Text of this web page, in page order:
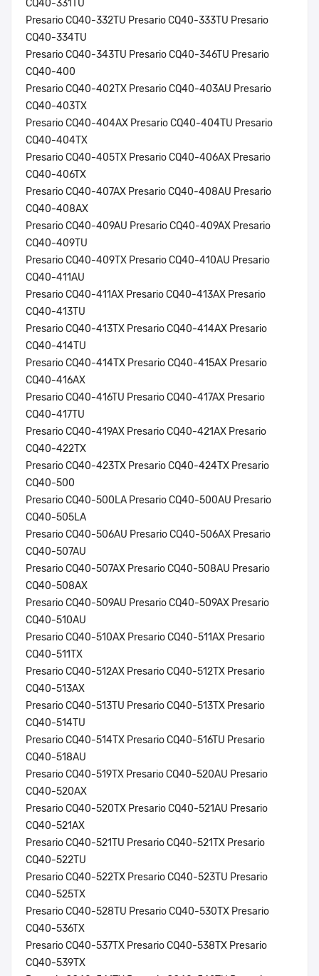
CQ40-331TU
Presario CQ40-332TU Presario CQ40-333TU Presario
CQ40-334TU
Presario CQ40-343TU Presario CQ40-346TU Presario
CQ40-400
Presario CQ40-402TX Presario CQ40-403AU Presario
CQ40-403TX
Presario CQ40-404AX Presario CQ40-404TU Presario
CQ40-404TX
Presario CQ40-405TX Presario CQ40-406AX Presario
CQ40-406TX
Presario CQ40-407AX Presario CQ40-408AU Presario
CQ40-408AX
Presario CQ40-409AU Presario CQ40-409AX Presario
CQ40-409TU
Presario CQ40-409TX Presario CQ40-410AU Presario
CQ40-411AU
Presario CQ40-411AX Presario CQ40-413AX Presario
CQ40-413TU
Presario CQ40-413TX Presario CQ40-414AX Presario
CQ40-414TU
Presario CQ40-414TX Presario CQ40-415AX Presario
CQ40-416AX
Presario CQ40-416TU Presario CQ40-417AX Presario
CQ40-417TU
Presario CQ40-419AX Presario CQ40-421AX Presario
CQ40-422TX
Presario CQ40-423TX Presario CQ40-424TX Presario
CQ40-500
Presario CQ40-500LA Presario CQ40-500AU Presario
CQ40-505LA
Presario CQ40-506AU Presario CQ40-506AX Presario
CQ40-507AU
Presario CQ40-507AX Presario CQ40-508AU Presario
CQ40-508AX
Presario CQ40-509AU Presario CQ40-509AX Presario
CQ40-510AU
Presario CQ40-510AX Presario CQ40-511AX Presario
CQ40-511TX
Presario CQ40-512AX Presario CQ40-512TX Presario
CQ40-513AX
Presario CQ40-513TU Presario CQ40-513TX Presario
CQ40-514TU
Presario CQ40-514TX Presario CQ40-516TU Presario
CQ40-518AU
Presario CQ40-519TX Presario CQ40-520AU Presario
CQ40-520AX
Presario CQ40-520TX Presario CQ40-521AU Presario
CQ40-521AX
Presario CQ40-521TU Presario CQ40-521TX Presario
CQ40-522TU
Presario CQ40-522TX Presario CQ40-523TU Presario
CQ40-525TX
Presario CQ40-528TU Presario CQ40-530TX Presario
CQ40-536TX
Presario CQ40-537TX Presario CQ40-538TX Presario
CQ40-539TX